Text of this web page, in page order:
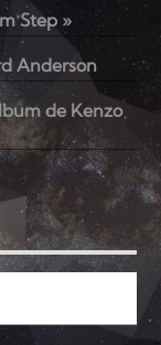
Step »
Anderson
de Kenzo